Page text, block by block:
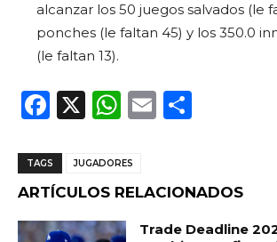
alcanzar los 50 juegos salvados (le
ponches (le faltan 45) y los 350.0
(le faltan 13).
F
c
e
b
X
W
a
ts
A
E
l
p
ar
TAGS JUGADORES
ARTÍCULOS RELACIONADOS
Trade Deadline